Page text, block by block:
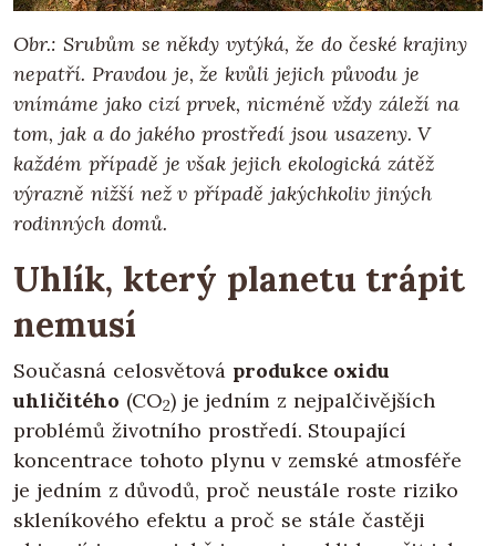
Obr.: Srubům se někdy vytýká, že do české krajiny
nepatří. Pravdou je, že kvůli jejich původu je
vnímáme jako cizí prvek, nicméně vždy záleží na
tom, jak a do jakého prostředí jsou usazeny. V
každém případě je však jejich ekologická zátěž
výrazně nižší než v případě jakýchkoliv jiných
rodinných domů.
Uhlík, který planetu trápit
nemusí
Současná celosvětová produkce oxidu
uhličitého (CO2) je jedním z nejpalčivějších
problémů životního prostředí. Stoupající
koncentrace tohoto plynu v zemské atmosféře
je jedním z důvodů, proč neustále roste riziko
skleníkového efektu a proč se stále častěji